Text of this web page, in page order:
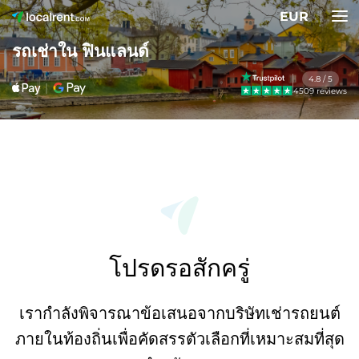
EUR
รถเช่าใน ฟินแลนด์
4.8 / 5
4509 reviews
โปรดรอสักครู่
เรากำลังพิจารณาข้อเสนอจากบริษัทเช่ารถยนต์
ภายในท้องถิ่นเพื่อคัดสรรตัวเลือกที่เหมาะสมที่สุด